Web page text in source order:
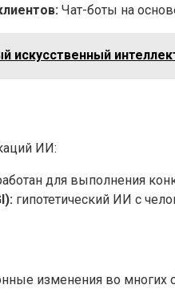
Чат-боты на
искусственный
ИИ:
для выполнения
гипотетический ИИ с
изменения во многих